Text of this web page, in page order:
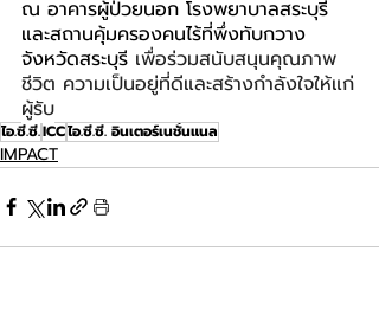
ณ อาคารผู้ป่วยนอก โรงพยาบาลสระบุรี
และสถานคุ้มครองคนไร้ที่พึ่งทับกวาง
จังหวัดสระบุรี เพื่อร่วมสนับสนุนคุณภาพ
ชีวิต ความเป็นอยู่ที่ดีและสร้างกำลังใจให้แก่
ผู้รับ
ไอ.ซี.ซี.ICCไอ.ซี.ซี. อินเตอร์เนชั่นแนล
IMPACT